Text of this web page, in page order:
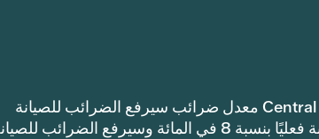
إشعار: اعتمدت مقاطعة ترافيس كاونتي للرعاية الصحية د/د/ Central Health معدل ضرائب سيرفع الضرائب للصيانة
والعمليات أكثر من معدل ضرائب العام الماضي. سيرتفع معدل الضريبة فعليًا بنسبة 8 في المائة وسيرفع الضرائب